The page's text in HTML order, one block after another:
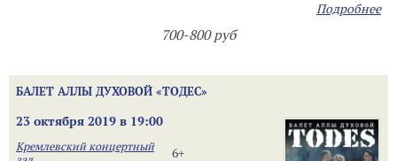
Подробнее
700-800 руб
БАЛЕТ АЛЛЫ ДУХОВОЙ «ТОДЕС»
23 октября 2019 в 19:00
6+
Кремлевский концертный